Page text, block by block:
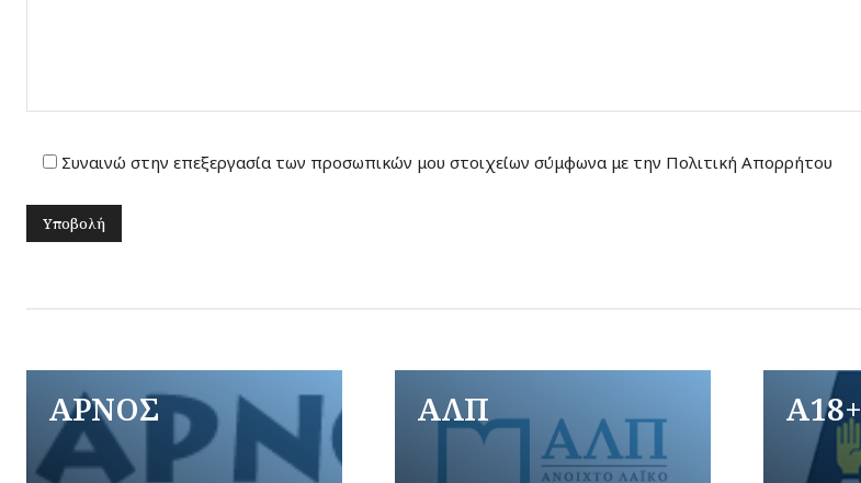
Συναινώ στην επεξεργασία των προσωπικών μου στοιχείων σύμφωνα με την Πολιτική Απορρήτου
ΑΡΝΟΣ ΑΛΠ A18+